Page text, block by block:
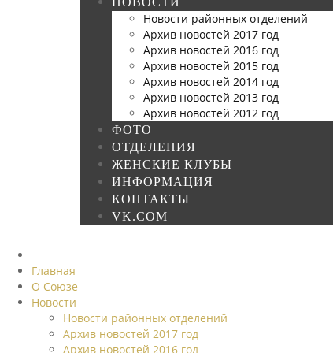
Новости районных отделений
Архив новостей 2017 год
Архив новостей 2016 год
Архив новостей 2015 год
Архив новостей 2014 год
Архив новостей 2013 год
Архив новостей 2012 год
ФОТО
ОТДЕЛЕНИЯ
ЖЕНСКИЕ КЛУБЫ
ИНФОРМАЦИЯ
КОНТАКТЫ
VK.COM
Главная
О Союзе
Новости
Новости районных отделений
Архив новостей 2017 год
Архив новостей 2016 год